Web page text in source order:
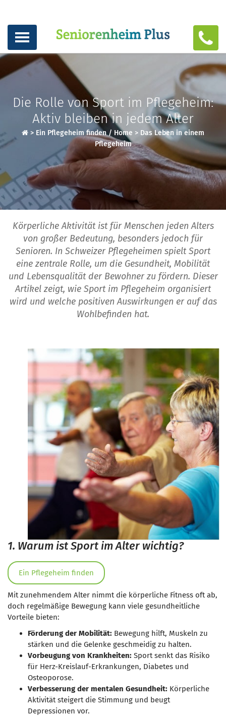
Die Rolle von Sport im Pflegeheim:
Aktiv bleiben in jedem Alter
> Ein Pflegeheim finden / Home > Das Leben in einem
Pflegeheim
Körperliche Aktivität ist für Menschen jeden Alters
von großer Bedeutung, besonders jedoch für
Senioren. In Schweizer Pflegeheimen spielt Sport
eine zentrale Rolle, um die Gesundheit, Mobilität
und Lebensqualität der Bewohner zu fördern. Dieser
Artikel zeigt, wie Sport im Pflegeheim organisiert
wird und welche positiven Auswirkungen er auf das
Wohlbefinden hat.
1. Warum ist Sport im Alter wichtig?
Ein Pflegeheim finden
Mit zunehmendem Alter nimmt die körperliche Fitness oft ab,
doch regelmäßige Bewegung kann viele gesundheitliche
Vorteile bieten:
Förderung der Mobilität: Bewegung hilft, Muskeln zu
stärken und die Gelenke geschmeidig zu halten.
Vorbeugung von Krankheiten: Sport senkt das Risiko
für Herz-Kreislauf-Erkrankungen, Diabetes und
Osteoporose.
Verbesserung der mentalen Gesundheit: Körperliche
Aktivität steigert die Stimmung und beugt
Depressionen vor.